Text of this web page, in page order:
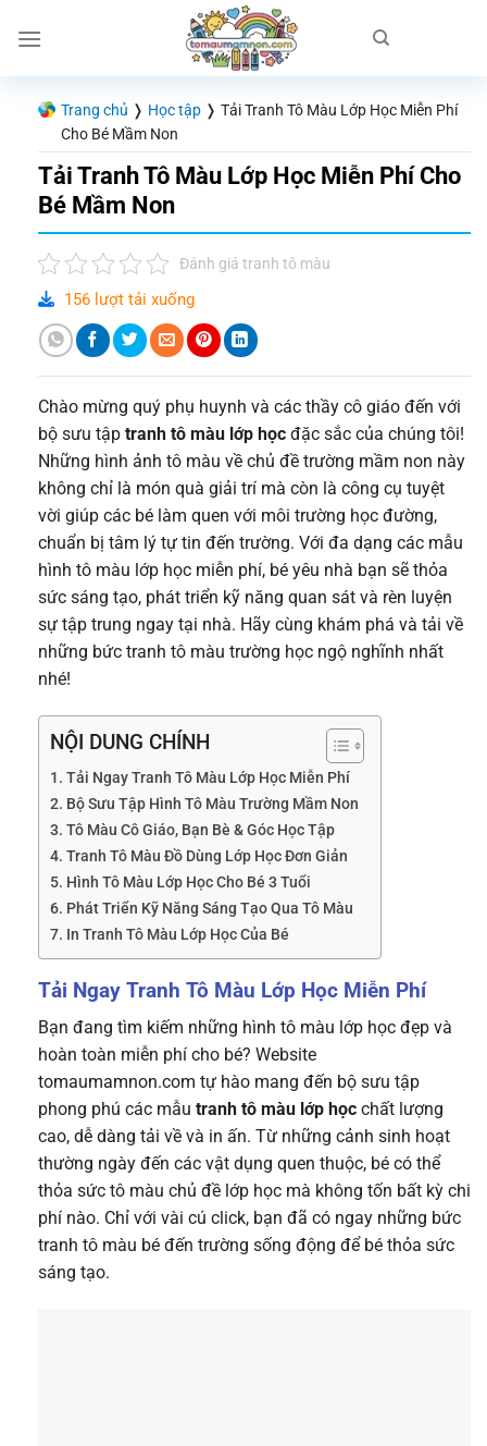
đến
Trang chủ ❭ Học tập ❭ Tải Tranh Tô Màu Lớp Học Miễn Phí
Cho Bé Mầm Non
Tải Tranh Tô Màu Lớp Học Miễn Phí Cho
Bé Mầm Non
Đánh giá tranh tô màu
156 lượt tải xuống
Chào mừng quý phụ huynh và các thầy cô giáo đến với
bộ sưu tập tranh tô màu lớp học đặc sắc của chúng tôi!
Những hình ảnh tô màu về chủ đề trường mầm non này
không chỉ là món quà giải trí mà còn là công cụ tuyệt
vời giúp các bé làm quen với môi trường học đường,
chuẩn bị tâm lý tự tin đến trường. Với đa dạng các mẫu
hình tô màu lớp học miễn phí, bé yêu nhà bạn sẽ thỏa
sức sáng tạo, phát triển kỹ năng quan sát và rèn luyện
sự tập trung ngay tại nhà. Hãy cùng khám phá và tải về
những bức tranh tô màu trường học ngộ nghĩnh nhất
nhé!
NỘI DUNG CHÍNH
Tải Ngay Tranh Tô Màu Lớp Học Miễn Phí
Bộ Sưu Tập Hình Tô Màu Trường Mầm Non
Tô Màu Cô Giáo, Bạn Bè & Góc Học Tập
Tranh Tô Màu Đồ Dùng Lớp Học Đơn Giản
Hình Tô Màu Lớp Học Cho Bé 3 Tuổi
Phát Triển Kỹ Năng Sáng Tạo Qua Tô Màu
In Tranh Tô Màu Lớp Học Của Bé
Tải Ngay Tranh Tô Màu Lớp Học Miễn Phí
Bạn đang tìm kiếm những hình tô màu lớp học đẹp và
hoàn toàn miễn phí cho bé? Website
tomaumamnon.com tự hào mang đến bộ sưu tập
phong phú các mẫu tranh tô màu lớp học chất lượng
cao, dễ dàng tải về và in ấn. Từ những cảnh sinh hoạt
thường ngày đến các vật dụng quen thuộc, bé có thể
thỏa sức tô màu chủ đề lớp học mà không tốn bất kỳ chi
phí nào. Chỉ với vài cú click, bạn đã có ngay những bức
tranh tô màu bé đến trường sống động để bé thỏa sức
sáng tạo.